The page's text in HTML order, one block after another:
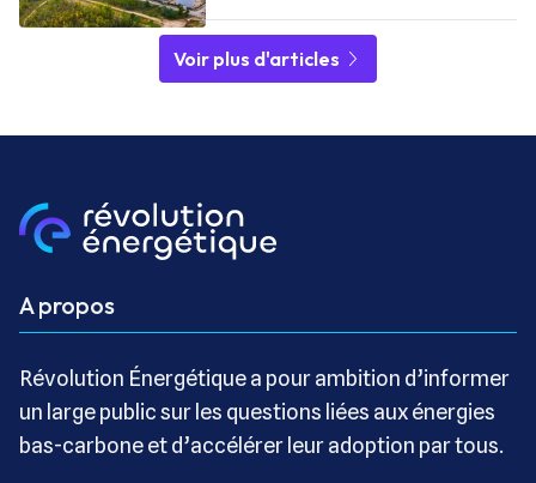
Voir plus d'articles
A propos
Révolution Énergétique a pour ambition d’informer
un large public sur les questions liées aux énergies
bas-carbone et d’accélérer leur adoption par tous.